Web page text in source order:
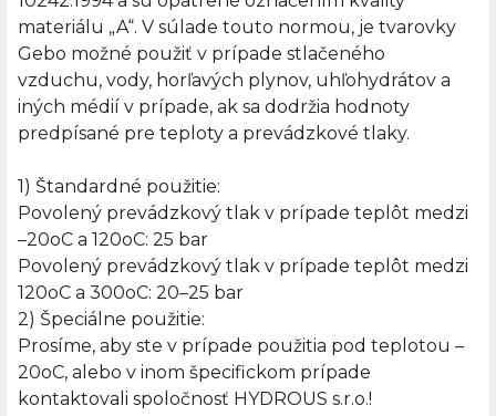
materiálu „A“. V súlade touto normou, je tvarovky
Gebo možné použiť v prípade stlačeného
vzduchu, vody, horľavých plynov, uhľohydrátov a
iných médií v prípade, ak sa dodržia hodnoty
predpísané pre teploty a prevádzkové tlaky.
1) Štandardné použitie:
Povolený prevádzkový tlak v prípade teplôt medzi
–20oC a 120oC: 25 bar
Povolený prevádzkový tlak v prípade teplôt medzi
120oC a 300oC: 20–25 bar
2) Špeciálne použitie:
Prosíme, aby ste v prípade použitia pod teplotou –
20oC, alebo v inom špecifickom prípade
kontaktovali spoločnosť HYDROUS s.r.o.!